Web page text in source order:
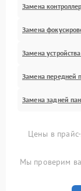
Замена
Замена
Замена
Замена передней
Замена задней
Цены в
Мы проверим